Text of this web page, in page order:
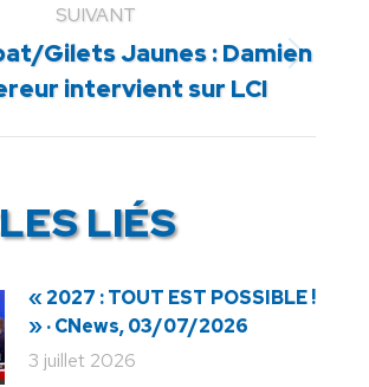
SUIVANT
Article
suivant
Gilets Jaunes : Damien
intervient sur LCI
LIÉS
« 2027 : TOUT EST POSSIBLE !
» · CNews, 03/07/2026
3 juillet 2026